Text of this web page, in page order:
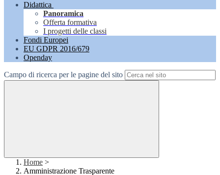
Didattica
Panoramica
Offerta formativa
I progetti delle classi
Fondi Europei
EU GDPR 2016/679
Openday
Campo di ricerca per le pagine del sito
Home >
Amministrazione Trasparente